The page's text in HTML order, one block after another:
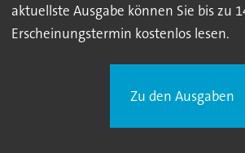
aktuellste Ausgabe können Sie bis zu
Erscheinungstermin kostenlos lesen.
Zu den Ausgaben